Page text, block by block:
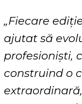
„Fiecare
ajutat să
profesioniști,
construind o